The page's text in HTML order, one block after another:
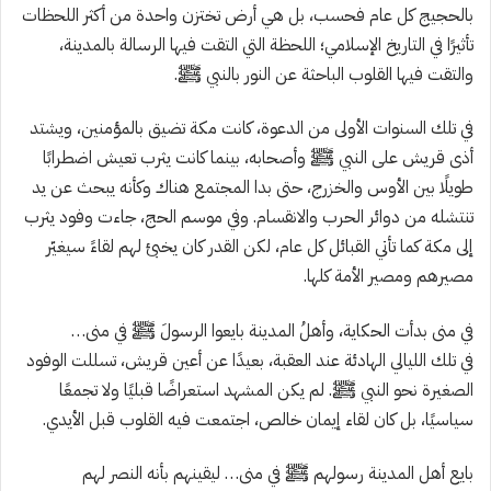
بالحجيج كل عام فحسب، بل هي أرض تختزن واحدة من أكثر اللحظات
تأثيرًا في التاريخ الإسلامي؛ اللحظة التي التقت فيها الرسالة بالمدينة،
والتقت فيها القلوب الباحثة عن النور بالنبي ﷺ.
في تلك السنوات الأولى من الدعوة، كانت مكة تضيق بالمؤمنين، ويشتد
أذى قريش على النبي ﷺ وأصحابه، بينما كانت يثرب تعيش اضطرابًا
طويلًا بين الأوس والخزرج، حتى بدا المجتمع هناك وكأنه يبحث عن يد
تنتشله من دوائر الحرب والانقسام. وفي موسم الحج، جاءت وفود يثرب
إلى مكة كما تأتي القبائل كل عام، لكن القدر كان يخبئ لهم لقاءً سيغيّر
مصيرهم ومصير الأمة كلها.
في منى بدأت الحكاية، وأهلُ المدينة بايعوا الرسولَ ﷺ في منى…
في تلك الليالي الهادئة عند العقبة، بعيدًا عن أعين قريش، تسللت الوفود
الصغيرة نحو النبي ﷺ. لم يكن المشهد استعراضًا قبليًا ولا تجمعًا
سياسيًا، بل كان لقاء إيمان خالص، اجتمعت فيه القلوب قبل الأيدي.
بايع أهل المدينة رسولهم ﷺ في منى… ليقينهم بأنه النصر لهم